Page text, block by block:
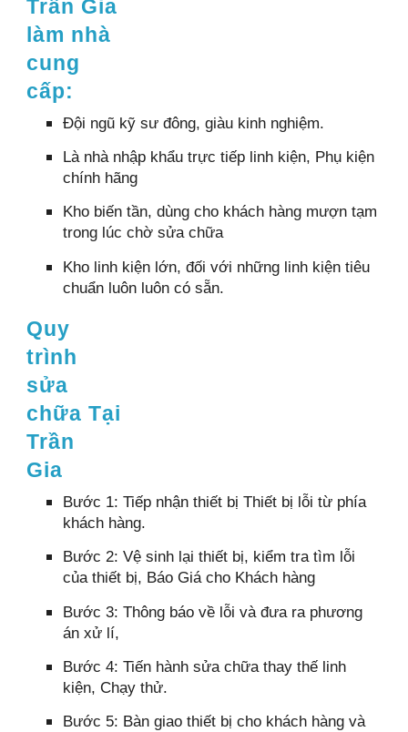
Trần Gia
làm nhà
cung
cấp:
Đội ngũ kỹ sư đông, giàu kinh nghiệm.
Là nhà nhập khẩu trực tiếp linh kiện, Phụ kiện
chính hãng
Kho biến tần, dùng cho khách hàng mượn tạm
trong lúc chờ sửa chữa
Kho linh kiện lớn, đối với những linh kiện tiêu
chuẩn luôn luôn có sẵn.
Quy
trình
sửa
chữa Tại
Trần
Gia
Bước 1: Tiếp nhận thiết bị Thiết bị lỗi từ phía
khách hàng.
Bước 2: Vệ sinh lại thiết bị, kiểm tra tìm lỗi
của thiết bị, Báo Giá cho Khách hàng
Bước 3: Thông báo về lỗi và đưa ra phương
án xử lí,
Bước 4: Tiến hành sửa chữa thay thế linh
kiện, Chạy thử.
Bước 5: Bàn giao thiết bị cho khách hàng và